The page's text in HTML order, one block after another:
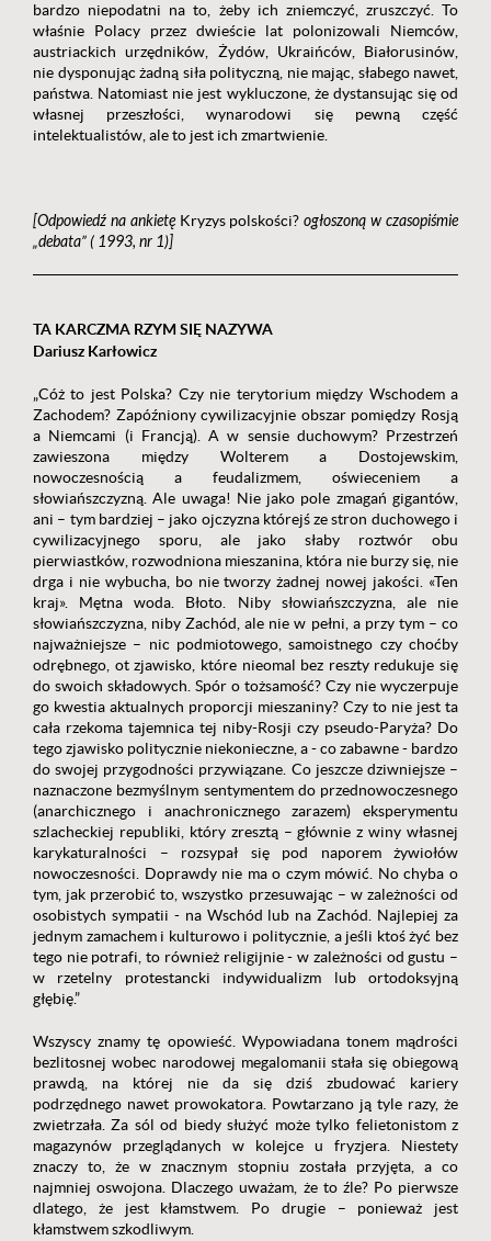
bardzo niepodatni na to, żeby ich zniemczyć, zruszczyć. To
właśnie Polacy przez dwieście lat polonizowali Niemców,
austriackich urzędników, Żydów, Ukraińców, Białorusinów,
nie dysponując żadną siła polityczną, nie mając, słabego nawet,
państwa. Natomiast nie jest wykluczone, że dystansując się od
własnej przeszłości, wynarodowi się pewną część
intelektualistów, ale to jest ich zmartwienie.
[Odpowiedź na ankietę Kryzys polskości? ogłoszoną w czasopiśmie
„debata” ( 1993, nr 1)]
TA KARCZMA RZYM SIĘ NAZYWA
Dariusz Karłowicz
„Cóż to jest Polska? Czy nie terytorium między Wschodem a
Zachodem? Zapóźniony cywilizacyjnie obszar pomiędzy Rosją
a Niemcami (i Francją). A w sensie duchowym? Przestrzeń
zawieszona między Wolterem a Dostojewskim,
nowoczesnością a feudalizmem, oświeceniem a
słowiańszczyzną. Ale uwaga! Nie jako pole zmagań gigantów,
ani – tym bardziej – jako ojczyzna którejś ze stron duchowego i
cywilizacyjnego sporu, ale jako słaby roztwór obu
pierwiastków, rozwodniona mieszanina, która nie burzy się, nie
drga i nie wybucha, bo nie tworzy żadnej nowej jakości. «Ten
kraj». Mętna woda. Błoto. Niby słowiańszczyzna, ale nie
słowiańszczyzna, niby Zachód, ale nie w pełni, a przy tym – co
najważniejsze – nic podmiotowego, samoistnego czy choćby
odrębnego, ot zjawisko, które nieomal bez reszty redukuje się
do swoich składowych. Spór o tożsamość? Czy nie wyczerpuje
go kwestia aktualnych proporcji mieszaniny? Czy to nie jest ta
cała rzekoma tajemnica tej niby-Rosji czy pseudo-Paryża? Do
tego zjawisko politycznie niekonieczne, a - co zabawne - bardzo
do swojej przygodności przywiązane. Co jeszcze dziwniejsze –
naznaczone bezmyślnym sentymentem do przednowoczesnego
(anarchicznego i anachronicznego zarazem) eksperymentu
szlacheckiej republiki, który zresztą – głównie z winy własnej
karykaturalności – rozsypał się pod naporem żywiołów
nowoczesności. Doprawdy nie ma o czym mówić. No chyba o
tym, jak przerobić to, wszystko przesuwając – w zależności od
osobistych sympatii - na Wschód lub na Zachód. Najlepiej za
jednym zamachem i kulturowo i politycznie, a jeśli ktoś żyć bez
tego nie potrafi, to również religijnie - w zależności od gustu –
w rzetelny protestancki indywidualizm lub ortodoksyjną
głębię.”
Wszyscy znamy tę opowieść. Wypowiadana tonem mądrości
bezlitosnej wobec narodowej megalomanii stała się obiegową
prawdą, na której nie da się dziś zbudować kariery
podrzędnego nawet prowokatora. Powtarzano ją tyle razy, że
zwietrzała. Za sól od biedy służyć może tylko felietonistom z
magazynów przeglądanych w kolejce u fryzjera. Niestety
znaczy to, że w znacznym stopniu została przyjęta, a co
najmniej oswojona. Dlaczego uważam, że to źle? Po pierwsze
dlatego, że jest kłamstwem. Po drugie – ponieważ jest
kłamstwem szkodliwym.